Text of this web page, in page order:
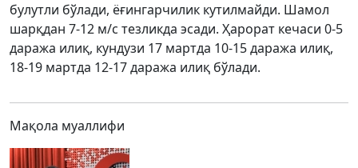
булутли бўлади, ёғингарчилик кутилмайди. Шамол
шарқдан 7-12 м/с тезликда эсади. Ҳарорат кечаси 0-5
даража илиқ, кундузи 17 мартда 10-15 даража илиқ,
18-19 мартда 12-17 даража илиқ бўлади.
Мақола муаллифи